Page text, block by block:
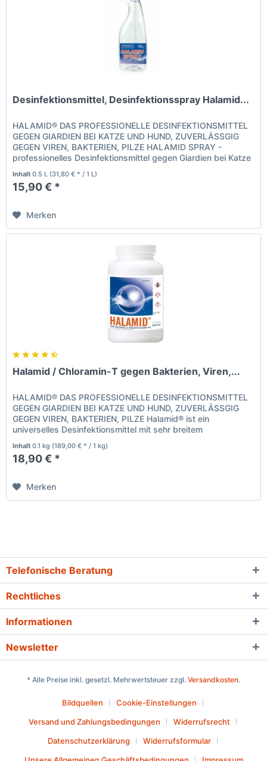
Desinfektionsmittel, Desinfektionsspray Halamid...
HALAMID® DAS PROFESSIONELLE DESINFEKTIONSMITTEL
GEGEN GIARDIEN BEI KATZE UND HUND, ZUVERLÄSSGIG
GEGEN VIREN, BAKTERIEN, PILZE HALAMID SPRAY -
professionelles Desinfektionsmittel gegen Giardien bei Katze
Inhalt0.5 L (31,80 € * / 1 L)
15,90 € *
Merken
Halamid / Chloramin-T gegen Bakterien, Viren,...
HALAMID® DAS PROFESSIONELLE DESINFEKTIONSMITTEL
GEGEN GIARDIEN BEI KATZE UND HUND, ZUVERLÄSSGIG
GEGEN VIREN, BAKTERIEN, PILZE Halamid® ist ein
universelles Desinfektionsmittel mit sehr breitem
Wirkungsspektrum, gegen alle bekannten,...
Inhalt0.1 kg (189,00 € * / 1 kg)
18,90 € *
Merken
Telefonische Beratung
Rechtliches
Informationen
Newsletter
* Alle Preise inkl. gesetzl. Mehrwertsteuer zzgl. Versandkosten.
Bildquellen
Cookie-Einstellungen
Versand und Zahlungsbedingungen
Widerrufsrecht
Datenschutzerklärung
Widerrufsformular